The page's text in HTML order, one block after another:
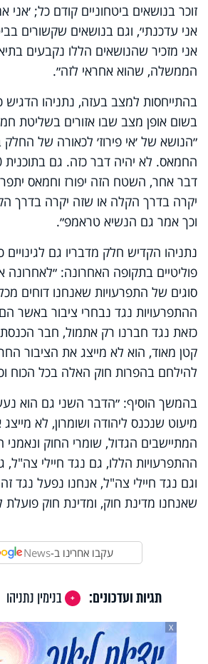
זוכר בנושאים ביטחוניים קודם כל; ׳אני
אני עדכנתי׳, וגם בנושאים שקשורים
אני מזכיר שהנושאים הללו נקבעים
הממשלה, שהוא אחראי לזה״.
בהתייחסות למצב בעזה, נתניהו
בשום אופן מצב שבו אזורים בשליטת
״הנושא של ׳אי פירוז׳ לכאורה של
דבר אחר, השטח הזה יפורז וחמאס
יקרה בדרך הקלה או שזה יקרה בדרך
וכך אמר גם הנשיא טראמפ״.
נתניהו הקדיש חלק מדבריו גם לגינויים
פוליטיים בתקופה האחרונה: ״לאחרונה
סוגים של התפרעויות שאנחנו דוחים
ההתפרעויות נגד נבחרי ציבור באשר
כזאת נגד חברנו רק אתמול, חבר הכנסת
קטן מאוד, הוא לא מייצג את הציבור
להילחם בהפרות חוק האלה בכל הכוח
בהמשך הוסיף: ״הדבר השני גם הוא
מיעוט שנכנס ליהודה ושומרון, לא
המתיישבים הגדול, שומרי החוק ונאמני
ההתפרעויות הללו, גם נגד חיילי צה"ל,
וגם נגד חיילי צה"ל, אנחנו נפעל נגד
שאנחנו מדינת חוק, ומדינת חוק פועלת
עקבו אחרינו ב-News
תגיות ועדכונים: בנימין נתניהו
X